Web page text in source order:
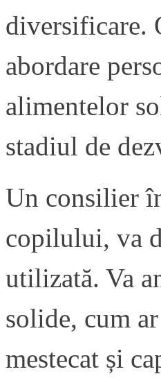
diversificare.
abordare
alimentelor
stadiul de
Un consilier
copilului, va
utilizată. Va
solide, cum
mestecat și